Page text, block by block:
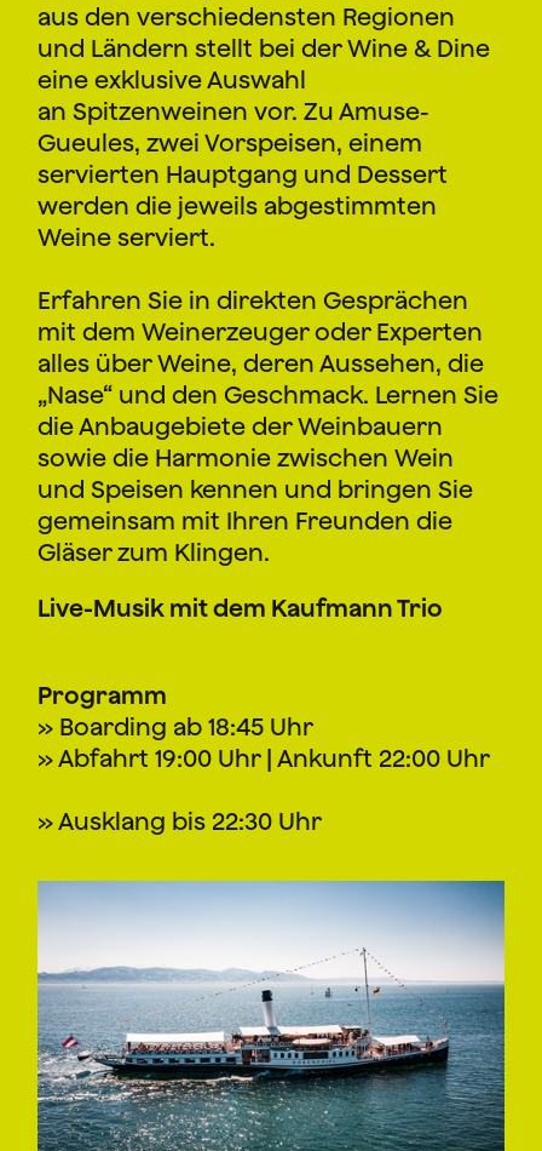
aus den verschiedensten Regionen
und Ländern stellt bei der Wine & Dine
eine exklusive Auswahl
an Spitzenweinen vor. Zu Amuse-
Gueules, zwei Vorspeisen, einem
servierten Hauptgang und Dessert
werden die jeweils abgestimmten
Weine serviert.
Erfahren Sie in direkten Gesprächen
mit dem Weinerzeuger oder Experten
alles über Weine, deren Aussehen, die
„Nase“ und den Geschmack. Lernen Sie
die Anbaugebiete der Weinbauern
sowie die Harmonie zwischen Wein
und Speisen kennen und bringen Sie
gemeinsam mit Ihren Freunden die
Gläser zum Klingen.
Live-Musik mit dem Kaufmann Trio
Programm
» Boarding ab 18:45 Uhr
» Abfahrt 19:00 Uhr | Ankunft 22:00 Uhr
» Ausklang bis 22:30 Uhr